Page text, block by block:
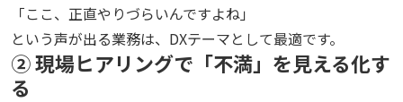
「ここ、正直やりづらいんですよね」
という声が出る業務は、DXテーマとして最適です。
② 現場ヒアリングで「不満」を見える化す
る